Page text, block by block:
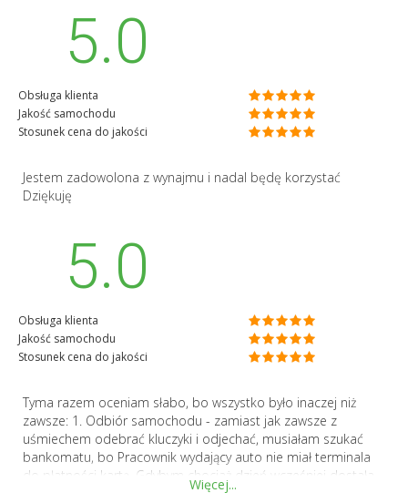
5.0
Obsługa klienta
Jakość samochodu
Stosunek cena do jakości
Jestem zadowolona z wynajmu i nadal będę korzystać
Dziękuję
5.0
Obsługa klienta
Jakość samochodu
Stosunek cena do jakości
Tyma razem oceniam słabo, bo wszystko było inaczej niż
zawsze: 1. Odbiór samochodu - zamiast jak zawsze z
uśmiechem odebrać kluczyki i odjechać, musiałam szukać
bankomatu, bo Pracownik wydający auto nie miał terminala
do płatności kartą. Gdybym chociaż dzień wcześniej dostała
Więcej...